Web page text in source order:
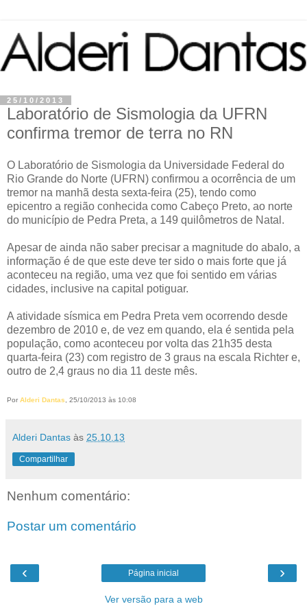
25/10/2013
Laboratório de Sismologia da UFRN
confirma tremor de terra no RN
O Laboratório de Sismologia da Universidade Federal do
Rio Grande do Norte (UFRN) confirmou a ocorrência de um
tremor na manhã desta sexta-feira (25), tendo como
epicentro a região conhecida como Cabeço Preto, ao norte
do município de Pedra Preta, a 149 quilômetros de Natal.
Apesar de ainda não saber precisar a magnitude do abalo, a
informação é de que este deve ter sido o mais forte que já
aconteceu na região, uma vez que foi sentido em várias
cidades, inclusive na capital potiguar.
A atividade sísmica em Pedra Preta vem ocorrendo desde
dezembro de 2010 e, de vez em quando, ela é sentida pela
população, como aconteceu por volta das 21h35 desta
quarta-feira (23) com registro de 3 graus na escala Richter e,
outro de 2,4 graus no dia 11 deste mês.
Por Alderi Dantas, 25/10/2013 às 10:08
Alderi Dantas às 25.10.13
Compartilhar
Nenhum comentário:
Postar um comentário
‹ ›
Página inicial
Ver versão para a web